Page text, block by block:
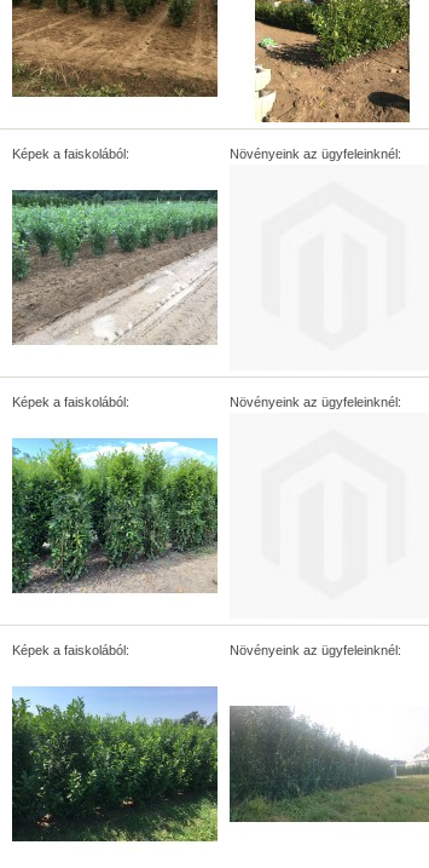
Képek a faiskolából: Növényeink az ügyfeleinknél:
Képek a faiskolából: Növényeink az ügyfeleinknél:
Képek a faiskolából: Növényeink az ügyfeleinknél: